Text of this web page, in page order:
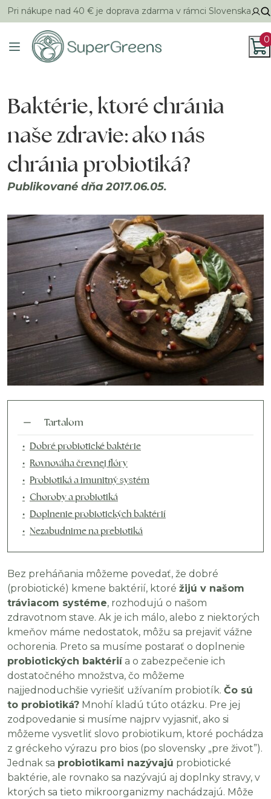
Pri nákupe nad 40 € je doprava zdarma v rámci Slovenska
0
Baktérie, ktoré chránia
naše zdravie: ako nás
chránia probiotiká?
Publikované dňa 2017.06.05.
Tartalom
Dobré probiotické baktérie
Rovnováha črevnej flóry
Probiotiká a imunitný systém
Choroby a probiotiká
Doplnenie probiotických baktérií
Nezabudnime na prebiotiká
Bez preháňania môžeme povedať, že dobré
(probiotické) kmene baktérií, ktoré žijú v našom
tráviacom systéme, rozhodujú o našom
zdravotnom stave. Ak je ich málo, alebo z niektorých
kmeňov máme nedostatok, môžu sa prejaviť vážne
ochorenia. Preto sa musíme postarať o doplnenie
probiotických baktériía o zabezpečenie ich
dostatočného množstva, čo môžeme
najjednoduchšie vyriešiť užívaním probiotík. Čo sú
to probiotiká? Mnohí kladú túto otázku. Pre jej
zodpovedanie si musíme najprv vyjasniť, ako si
môžeme vysvetliť slovo probiotikum, ktoré pochádza
z gréckeho výrazu pro bios (po slovensky „pre život”).
Jednak sa probiotikami nazývajú probiotické
baktérie, ale rovnako sa nazývajú aj doplnky stravy, v
ktorých sa tieto mikroorganizmy nachádzajú. Môže